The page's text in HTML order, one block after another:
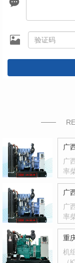
广
广
率
广
广
率
重
机